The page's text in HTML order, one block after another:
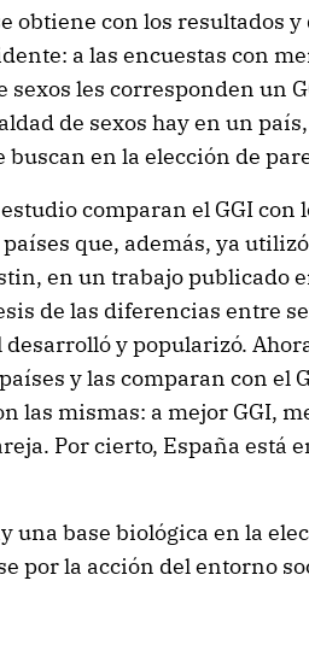
obtiene con los resultados
a las encuestas con
les corresponden un
de sexos hay en un
buscan en la elección de
comparan el GGI con
que, además, ya
en un trabajo publicado
de las diferencias entre
y popularizó.
y las comparan con el
las mismas: a mejor GGI,
Por cierto, España está
una base biológica en la
por la acción del entorno